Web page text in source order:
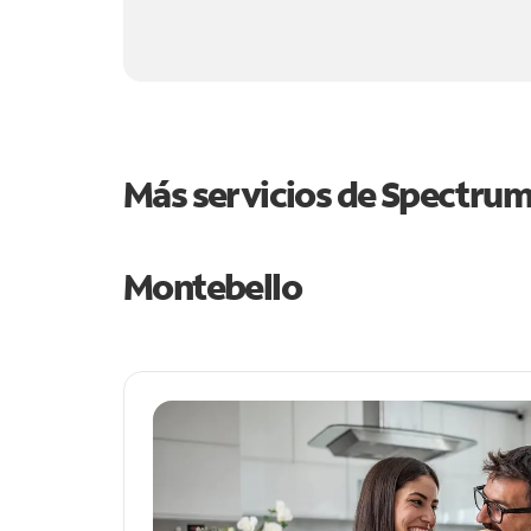
Más servicios de
Montebello